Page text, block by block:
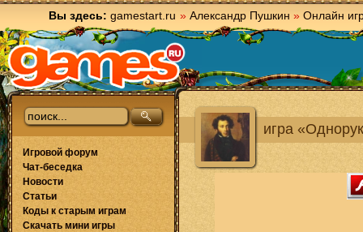
Вы здесь: gamestart.ru » Александр Пушкин » Онлайн
игра
Игровой форум
Чат-беседка
Новости
Статьи
Коды к старым играм
Скачать мини игры